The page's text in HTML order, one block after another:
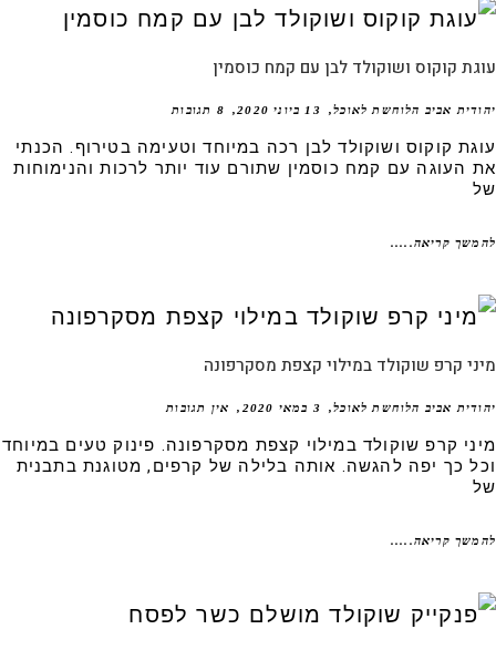
קוקוס ושוקולד לבן עם קמח כוסמין
אביב הלוחשת לאוכל 13 ביוני 2020 8 תגובות
קוקוס ושוקולד לבן רכה במיוחד וטעימה בטירוף. הכנתי
העוגה עם קמח כוסמין שתורם עוד יותר לרכות והנימוחות
קריאה.....
קרפ שוקולד במילוי קצפת מסקרפונה
אביב הלוחשת לאוכל 3 במאי 2020 אין תגובות
קרפ שוקולד במילוי קצפת מסקרפונה. פינוק טעים במיוחד
כך יפה להגשה. אותה בלילה של קרפים, מטוגנת בתבנית
קריאה.....